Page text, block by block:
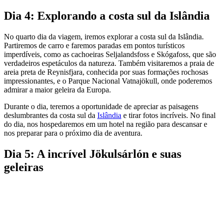
Dia 4: Explorando a costa sul da Islândia
No quarto dia da viagem, iremos explorar a costa sul da Islândia.
Partiremos de carro e faremos paradas em pontos turísticos
imperdíveis, como as cachoeiras Seljalandsfoss e Skógafoss, que são
verdadeiros espetáculos da natureza. Também visitaremos a praia de
areia preta de Reynisfjara, conhecida por suas formações rochosas
impressionantes, e o Parque Nacional Vatnajökull, onde poderemos
admirar a maior geleira da Europa.
Durante o dia, teremos a oportunidade de apreciar as paisagens
deslumbrantes da costa sul da Islândia e tirar fotos incríveis. No final
do dia, nos hospedaremos em um hotel na região para descansar e
nos preparar para o próximo dia de aventura.
Dia 5: A incrível Jökulsárlón e suas
geleiras